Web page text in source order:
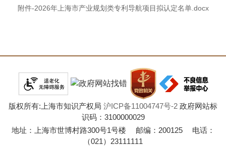
附件-2026年上海市产业规划类专利导航项目拟认定名单.docx
版权所有:上海市知识产权局 沪ICP备11004747号-2 政府网站标
识码：3100000029
地址：上海市世博村路300号1号楼 邮编：200125 电话：
（021）23111111